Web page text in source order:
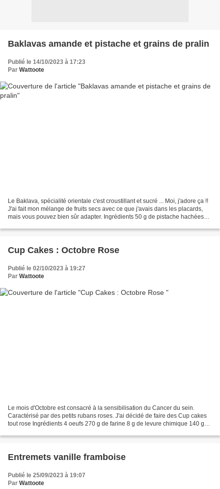
Baklavas amande et pistache et grains de pralin
Publié le 14/10/2023 à 17:23
Par Wattoote
Le Baklava, spécialité orientale c'est croustillant et sucré ... Moi, j'adore ça !!
J'ai fait mon mélange de fruits secs avec ce que j'avais dans les placards,
mais vous pouvez bien sûr adapter. Ingrédients 50 g de pistache hachées
Cup Cakes : Octobre Rose
Publié le 02/10/2023 à 19:27
Par Wattoote
Le mois d'Octobre est consacré à la sensibilisation du Cancer du sein.
Caractérisé par des petits rubans roses. J'ai décidé de faire des Cup cakes
tout rose Ingrédients 4 oeufs 270 g de farine 8 g de levure chimique 140 g
Entremets vanille framboise
Publié le 25/09/2023 à 19:07
Par Wattoote